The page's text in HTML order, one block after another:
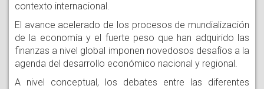
contexto internacional.
El avance acelerado de los procesos de mundialización
de la economía y el fuerte peso que han adquirido las
finanzas a nivel global imponen novedosos desafíos a la
agenda del desarrollo económico nacional y regional.
A nivel conceptual, los debates entre las diferentes